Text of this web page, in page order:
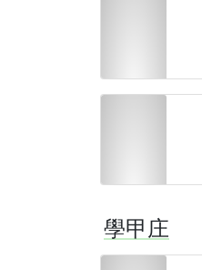
學甲庄